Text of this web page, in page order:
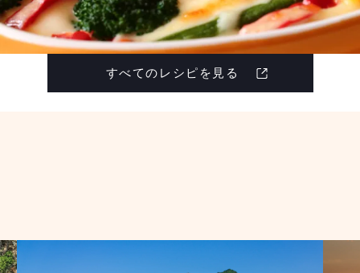
すべてのレシピを見る